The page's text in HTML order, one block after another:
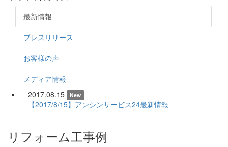
最新情報
プレスリリース
お客様の声
メディア情報
2017.08.15
New
【2017/8/15】アンシンサービス24最新情報
リフォーム工事例